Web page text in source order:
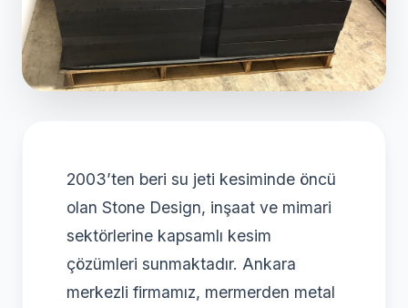
2003’ten beri su jeti kesiminde öncü
olan Stone Design, inşaat ve mimari
sektörlerine kapsamlı kesim
çözümleri sunmaktadır. Ankara
merkezli firmamız, mermerden metal